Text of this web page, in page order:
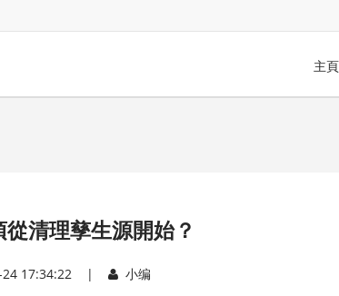
主頁
清理孳生源開始？
24 17:34:22 | 小编